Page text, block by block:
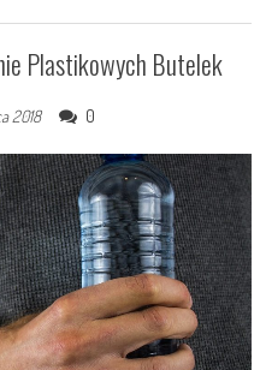
Plastikowych Butelek
2018 0